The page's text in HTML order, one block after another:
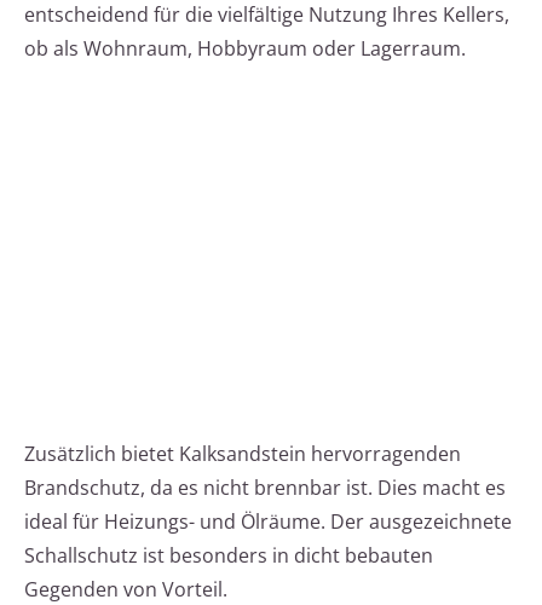
entscheidend für die vielfältige Nutzung Ihres Kellers,
ob als Wohnraum, Hobbyraum oder Lagerraum.
Zusätzlich bietet Kalksandstein hervorragenden
Brandschutz, da es nicht brennbar ist. Dies macht es
ideal für Heizungs- und Ölräume. Der ausgezeichnete
Schallschutz ist besonders in dicht bebauten
Gegenden von Vorteil.